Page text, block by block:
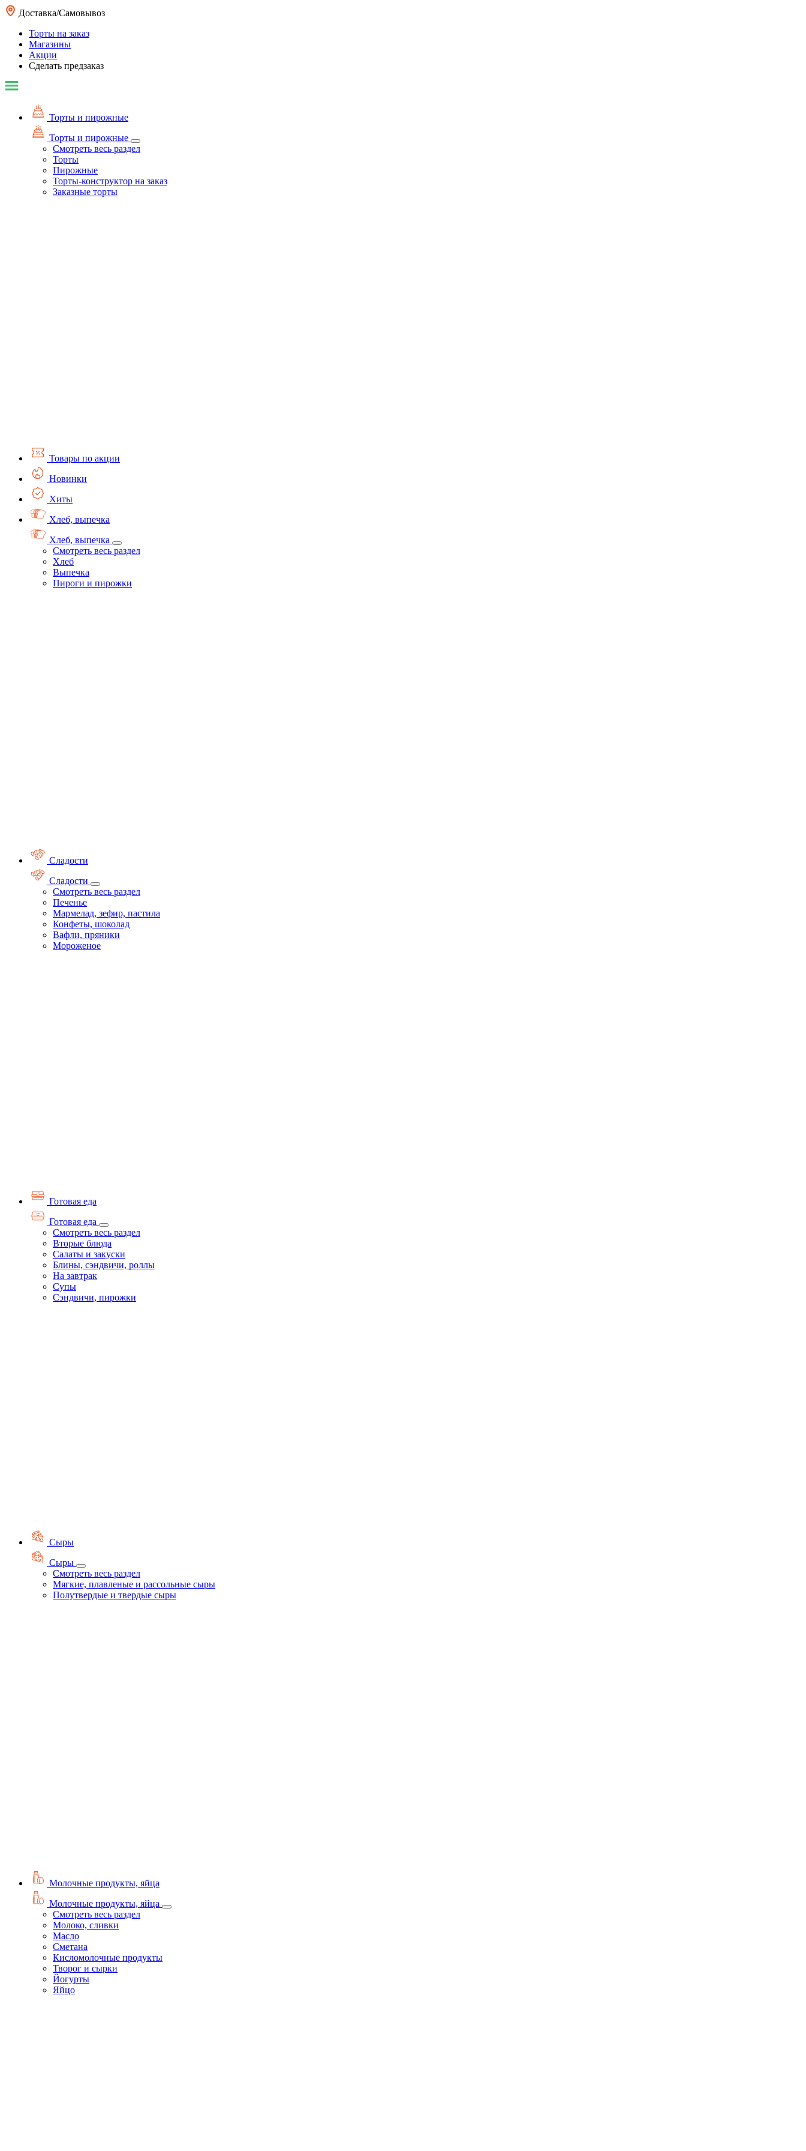
Доставка/Самовывоз
Торты на заказ
Магазины
Акции
Сделать предзаказ
Торты и пирожные
Торты и пирожные
Смотреть весь раздел
Торты
Пирожные
Торты-конструктор на заказ
Заказные торты
Товары по акции
Новинки
Хиты
Хлеб, выпечка
Хлеб, выпечка
Смотреть весь раздел
Хлеб
Выпечка
Пироги и пирожки
Сладости
Сладости
Смотреть весь раздел
Печенье
Мармелад, зефир, пастила
Конфеты, шоколад
Вафли, пряники
Мороженое
Готовая еда
Готовая еда
Смотреть весь раздел
Вторые блюда
Салаты и закуски
Блины, сэндвичи, роллы
На завтрак
Супы
Сэндвичи, пирожки
Сыры
Сыры
Смотреть весь раздел
Мягкие, плавленые и рассольные сыры
Полутвердые и твердые сыры
Молочные продукты, яйца
Молочные продукты, яйца
Смотреть весь раздел
Молоко, сливки
Масло
Сметана
Кисломолочные продукты
Творог и сырки
Йогурты
Яйцо